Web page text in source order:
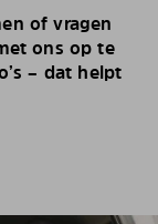
of vragen
ons op te
– dat helpt